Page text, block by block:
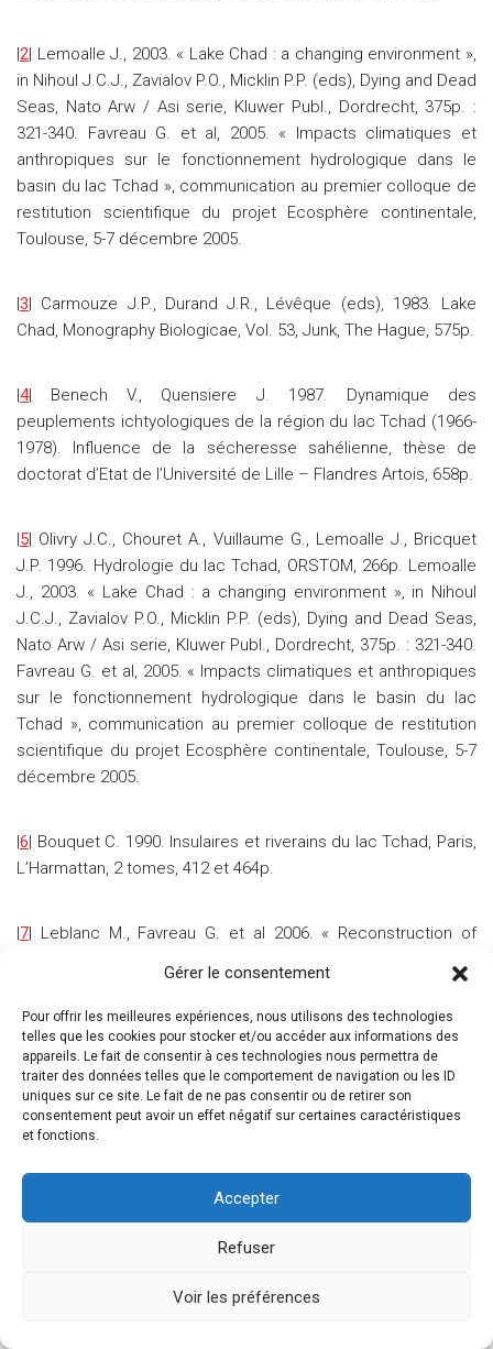
Gérer le consentement
Pour offrir les meilleures expériences, nous utilisons des technologies
telles que les cookies pour stocker et/ou accéder aux informations des
appareils. Le fait de consentir à ces technologies nous permettra de
traiter des données telles que le comportement de navigation ou les ID
uniques sur ce site. Le fait de ne pas consentir ou de retirer son
consentement peut avoir un effet négatif sur certaines caractéristiques
et fonctions.
Accepter
Refuser
Voir les préférences
|2| Lemoalle J., 2003. « Lake Chad : a changing environment »,
in Nihoul J.C.J., Zavialov P.O., Micklin P.P. (eds), Dying and Dead
Seas, Nato Arw / Asi serie, Kluwer Publ., Dordrecht, 375p. :
321-340. Favreau G. et al, 2005. « Impacts climatiques et
anthropiques sur le fonctionnement hydrologique dans le
basin du lac Tchad », communication au premier colloque de
restitution scientifique du projet Ecosphère continentale,
Toulouse, 5-7 décembre 2005.
|3| Carmouze J.P., Durand J.R., Lévêque (eds), 1983. Lake
Chad, Monography Biologicae, Vol. 53, Junk, The Hague, 575p.
|4| Benech V., Quensiere J. 1987. Dynamique des
peuplements ichtyologiques de la région du lac Tchad (1966-
1978). Influence de la sécheresse sahélienne, thèse de
doctorat d’Etat de l’Université de Lille – Flandres Artois, 658p.
|5| Olivry J.C., Chouret A., Vuillaume G., Lemoalle J., Bricquet
J.P. 1996. Hydrologie du lac Tchad, ORSTOM, 266p. Lemoalle
J., 2003. « Lake Chad : a changing environment », in Nihoul
J.C.J., Zavialov P.O., Micklin P.P. (eds), Dying and Dead Seas,
Nato Arw / Asi serie, Kluwer Publ., Dordrecht, 375p. : 321-340.
Favreau G. et al, 2005. « Impacts climatiques et anthropiques
sur le fonctionnement hydrologique dans le basin du lac
Tchad », communication au premier colloque de restitution
scientifique du projet Ecosphère continentale, Toulouse, 5-7
décembre 2005.
|6| Bouquet C. 1990. Insulaires et riverains du lac Tchad, Paris,
L’Harmattan, 2 tomes, 412 et 464p.
|7| Leblanc M., Favreau G. et al 2006. « Reconstruction of
data », Paleogreography, Paleoclimatology, Paleoecology.
Leblanc M., Leduc C. et al., 2006. « Evidence for Megalake
Chad, north-central Africa, during the late Quaternary from
satellite data », Paleogreography, Paleoclimatology,
Paleoecology 230 : 230-242.
Megalake Chad using Shuttle Radar Topographic Mission
data », Paleogreography, Paleoclimatology, Paleoecology.
satellite data », Paleogreography, Paleoclimatology,